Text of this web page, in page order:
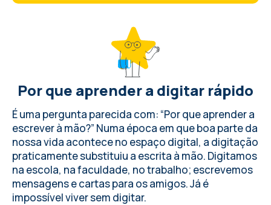
Por que aprender a digitar rápido
É uma pergunta parecida com: “Por que aprender a
escrever à mão?” Numa época em que boa parte da
nossa vida acontece no espaço digital, a digitação
praticamente substituiu a escrita à mão. Digitamos
na escola, na faculdade, no trabalho; escrevemos
mensagens e cartas para os amigos. Já é
impossível viver sem digitar.